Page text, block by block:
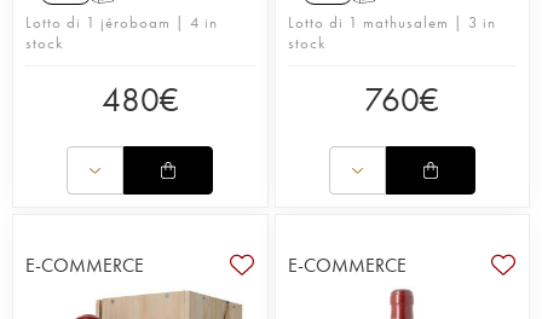
Lotto di 1 jéroboam | 4 in
stock
480€
Lotto di 1 mathusalem | 3 in
stock
760€
E-COMMERCE E-COMMERCE